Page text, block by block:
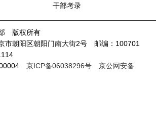
干部考录
版权所有
市朝阳区朝阳门南大街2号 邮编：100701
京ICP备06038296号
京公网安备